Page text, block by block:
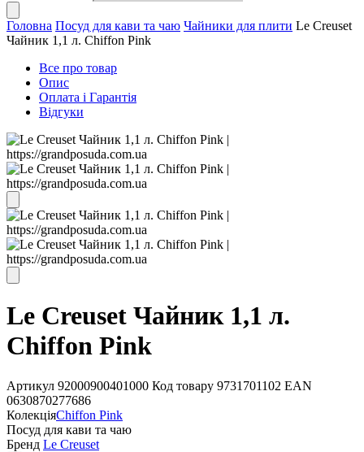
Головна Посуд для кави та чаю Чайники для плити Le Creuset
Чайник 1,1 л. Chiffon Pink
Все про товар
Опис
Оплата і Гарантія
Відгуки
Le Creuset Чайник 1,1 л.
Chiffon Pink
Артикул 92000900401000 Код товару 9731701102 EAN
0630870277686
КолекціяChiffon Pink
Посуд для кави та чаю
Бренд Le Creuset